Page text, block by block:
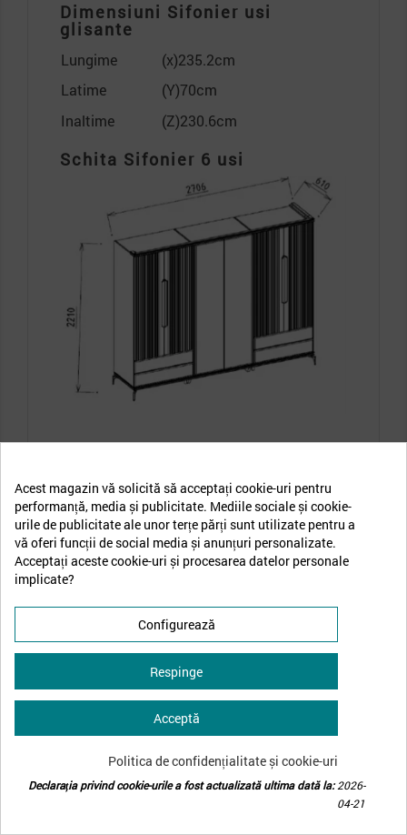
Dimensiuni Sifonier usi
glisante
Lungime
(x)235.2cm
Latime
(Y)70cm
Inaltime
(Z)230.6cm
Schita Sifonier 6 usi
Lungime
(x)270.6cm
Latime
(Y)61cm
Inaltime
(Z)221cm
Acest magazin vă solicită să acceptați cookie-uri pentru
performanță, media și publicitate. Mediile sociale și cookie-
urile de publicitate ale unor terțe părți sunt utilizate pentru a
vă oferi funcții de social media și anunțuri personalizate.
Acceptați aceste cookie-uri și procesarea datelor personale
implicate?
Configurează
Respinge
Acceptă
Politica de confidențialitate și cookie-uri
Declarația privind cookie-urile a fost actualizată ultima dată la:2026-
04-21